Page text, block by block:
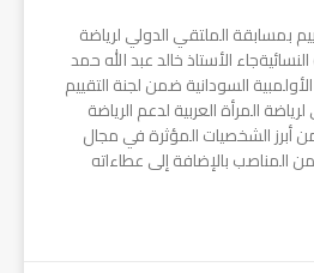
بمسابقة الملتقي الدولي لرياضة
الأستاذ خالد عبد الله حمد
السودانية ضمن لجنة التقييم
المرأة العربية لدعم الرياضة
أبرز الشخصيات المؤثرة في مجال
المناصب بالإضافة إلى عطاءاته